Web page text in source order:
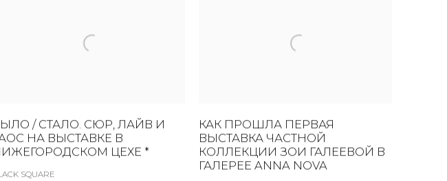
/ СТАЛО. СЮР, ЛАЙВ И
НА ВЫСТАВКЕ В
ЦЕХЕ *
SQUARE
КАК ПРОШЛА ПЕРВАЯ
ВЫСТАВКА ЧАСТНОЙ
КОЛЛЕКЦИИ ЗОИ ГАЛЕЕВОЙ В
ГАЛЕРЕЕ ANNA NOVA